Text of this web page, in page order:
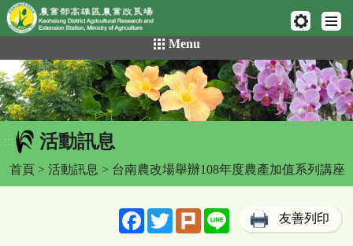
網頁置頂
到
主
要
內
容
區
Menu
::: 活動訊息
首頁 > 活動訊息 > 台南農改場舉辦108年度農產加值系列講座
FacebookTwitterPlurk Line 友善列印